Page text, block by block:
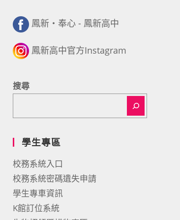
鳳新・奉心 - 鳳新高中
鳳新高中官方Instagram
搜尋
學生專區
校務系統入口
校務系統密碼遺失申請
學生專車資訊
K館訂位系統